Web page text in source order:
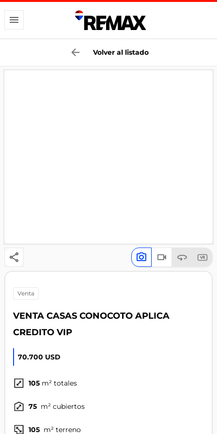
Volver al listado
venta
VENTA CASAS CONOCOTO APLICA
CREDITO VIP
70.700 USD
105 m² totales
75 m² cubiertos
105 m² terreno